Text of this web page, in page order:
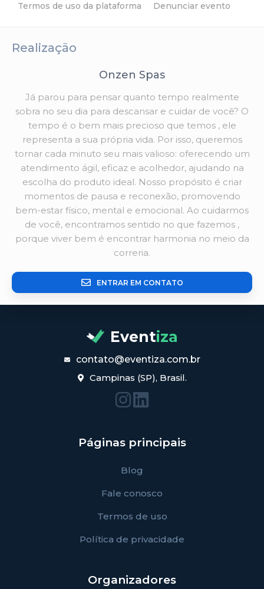
Termos de uso da plataforma Denunciar evento
Realização
Onzen Spas
Já parou para pensar quanto tempo realmente
sobra no seu dia para descansar e cuidar de você? O
tempo é o bem mais precioso que temos , ele
representa a sua própria vida. Por isso, queremos
tornar cada minuto seu mais valioso: oferecendo um
atendimento ágil, eficaz e acolhedor, ajudando na
escolha do produto ideal. Nosso propósito é criar
momentos de pausa e reconexão, promovendo
bem-estar físico, mental e emocional. Ao cuidarmos
de você, encontramos sentido no que fazemos ,
porque viver bem é encontrar harmonia no meio da
correria.
ENTRAR EM CONTATO
Eventiza
contato@eventiza.com.br
Campinas (SP), Brasil.
Páginas principais
Blog
Fale conosco
Termos de uso
Política de privacidade
Organizadores